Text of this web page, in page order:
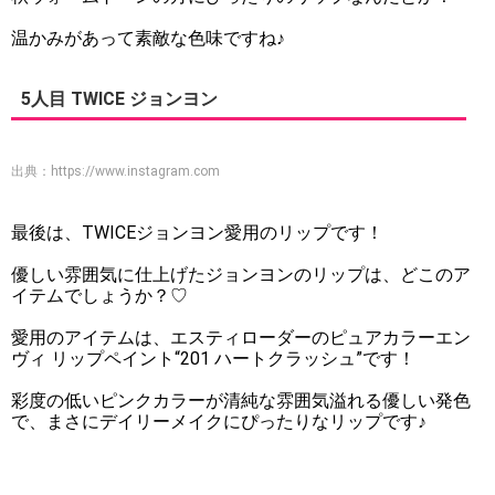
温かみがあって素敵な色味ですね♪
5人目 TWICE ジョンヨン
出典： https://www.instagram.com
最後は、TWICEジョンヨン愛用のリップです！
優しい雰囲気に仕上げたジョンヨンのリップは、どこのア
イテムでしょうか？♡
愛用のアイテムは、エスティローダーのピュアカラーエン
ヴィ リップペイント“201 ハートクラッシュ”です！
彩度の低いピンクカラーが清純な雰囲気溢れる優しい発色
で、まさにデイリーメイクにぴったりなリップです♪